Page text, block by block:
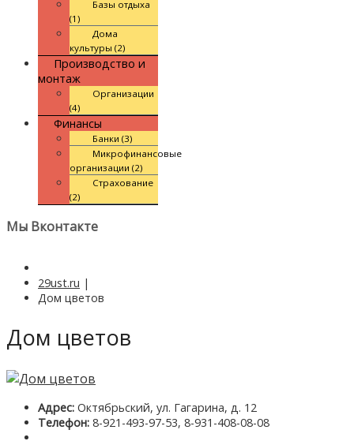
Базы отдыха
(1)
Дома
культуры (2)
Производство и
монтаж
Организации
(4)
Финансы
Банки (3)
Микрофинансовые
организации (2)
Страхование
(2)
Мы Вконтакте
29ust.ru |
Дом цветов
Дом цветов
Адрес: Октябрьский, ул. Гагарина, д. 12
Телефон: 8-921-493-97-53, 8-931-408-08-08